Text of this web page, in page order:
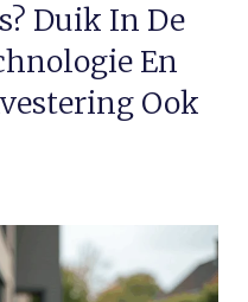
Duik In De
En
Ook